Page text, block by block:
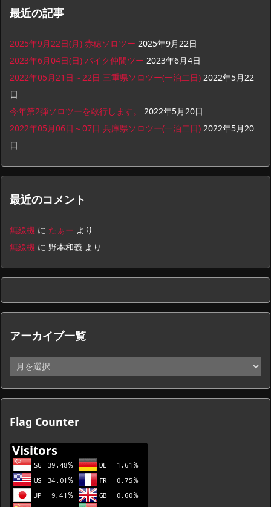
最近の記事
2025年9月22日(月) 赤穂ソロツー 2025年9月22日
2023年6月04日(日) バイク仲間ツー 2023年6月4日
2022年05月21日～22日 三重県ソロツー(一泊二日) 2022年5月22
日
今年第2弾ソロツーを敢行します。
2022年5月20日
2022年05月06日～07日 兵庫県ソロツー(一泊二日) 2022年5月20
日
最近のコメント
無線機 に たぁー より
無線機 に 野本和義 より
アーカイブ一覧
ー
カ
イ
一
Flag Counter